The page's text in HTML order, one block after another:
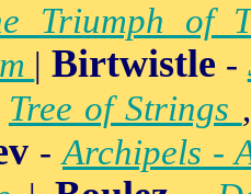
Triumph of
|Birtwistle -
Tree of Strings
-Archipels -